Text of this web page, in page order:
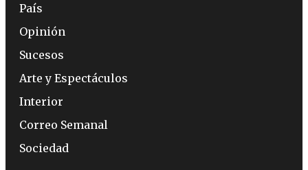
País
Opinión
Sucesos
Arte y Espectáculos
Interior
Correo Semanal
Sociedad